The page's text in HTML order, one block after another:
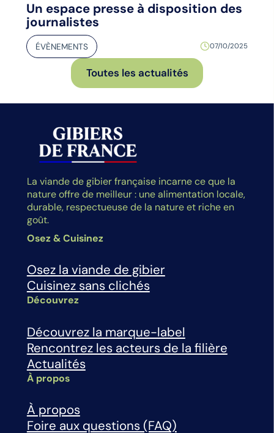
Un espace presse à disposition des
journalistes
ÉVÈNEMENTS 07/10/2025
Toutes les actualités
La viande de gibier française incarne ce que la
nature offre de meilleur : une alimentation locale,
durable, respectueuse de la nature et riche en
goût.
Osez & Cuisinez
Osez la viande de gibier
Cuisinez sans clichés
Découvrez
Découvrez la marque-label
Rencontrez les acteurs de la filière
Actualités
À propos
À propos
Foire aux questions (FAQ)